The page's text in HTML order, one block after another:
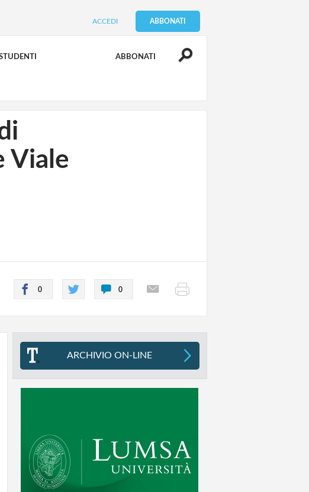
ACCEDI ABBONATI
ABBONATI
Viale
0 0
ARCHIVIO ON-LINE